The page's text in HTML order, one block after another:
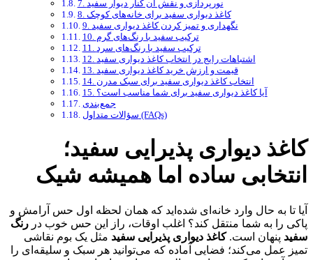
7. نورپردازی و نقش آن کنار دیوار سفید
8. کاغذ دیواری سفید برای خانه‌های کوچک
9. نگهداری و تمیز کردن کاغذ دیواری سفید
10. ترکیب سفید با رنگ‌های گرم
11. ترکیب سفید با رنگ‌های سرد
12. اشتباهات رایج در انتخاب کاغذ دیواری سفید
13. قیمت و ارزش خرید کاغذ دیواری سفید
14. انتخاب کاغذ دیواری سفید برای سبک مدرن
15. آیا کاغذ دیواری سفید برای شما مناسب است؟
جمع‌بندی
سؤالات متداول (FAQs)
کاغذ دیواری پذیرایی سفید؛
انتخابی ساده اما همیشه شیک
آیا تا به حال وارد خانه‌ای شده‌اید که همان لحظه اول حس آرامش و
پاکی را به شما منتقل کند؟ اغلب اوقات، راز این حس خوب در رنگ
سفید پنهان است.کاغذ دیواری پذیرایی سفید مثل یک بوم نقاشی
تمیز عمل می‌کند؛ فضایی آماده که می‌توانید هر سبک و سلیقه‌ای را